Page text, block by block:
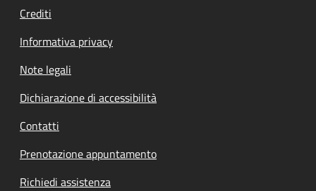
Crediti
Informativa privacy
Note legali
Dichiarazione di accessibilità
Contatti
Prenotazione appuntamento
Richiedi assistenza